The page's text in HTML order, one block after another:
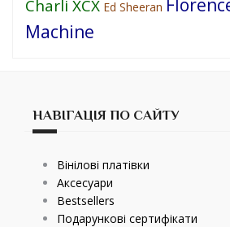
Charli XCX Ed Sheeran
Machine
НАВІГАЦІЯ ПО САЙТУ
Вінілові платівки
Аксесуари
Bestsellers
Подарункові сертифікати